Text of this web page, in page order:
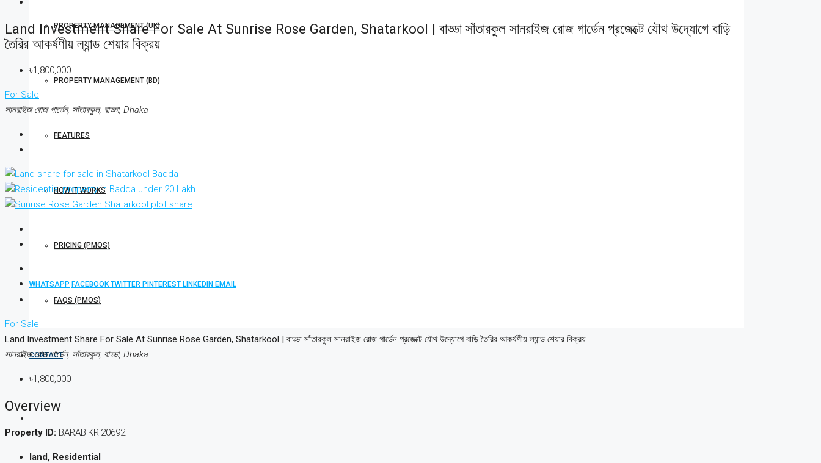
PROPERTY MANAGEMENT (UK)
PROPERTY MANAGEMENT (BD)
FEATURES
HOW IT WORKS
PRICING (PMOS)
FAQS (PMOS)
CONTACT
Land Investment Share For Sale At Sunrise Rose Garden, Shatarkool | বাড্ডা সাঁতারকুল সানরাইজ রোজ গার্ডেন প্রজেক্টে যৌথ উদ্যোগে বাড়ি
তৈরির আকর্ষণীয় ল্যান্ড শেয়ার বিক্রয়
৳1,800,000
For Sale
সানরাইজ রোজ গার্ডেন, সাঁতারকুল, বাড্ডা, Dhaka
WHATSAPP FACEBOOKTWITTER PINTEREST LINKEDIN EMAIL
For Sale
Land Investment Share For Sale At Sunrise Rose Garden, Shatarkool | বাড্ডা সাঁতারকুল সানরাইজ রোজ গার্ডেন প্রজেক্টে যৌথ উদ্যোগে বাড়ি তৈরির আকর্ষণীয় ল্যান্ড শেয়ার বিক্রয়
সানরাইজ রোজ গার্ডেন, সাঁতারকুল, বাড্ডা, Dhaka
৳1,800,000
Overview
Property ID: BARABIKRI20692
land, Residential